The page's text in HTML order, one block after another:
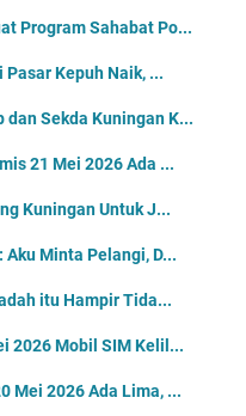
Program Sahabat Po...
Kepuh Naik, ...
dan Sekda Kuningan K...
21 Mei 2026 Ada ...
Kuningan Untuk J...
Minta Pelangi, D...
itu Hampir Tida...
2026 Mobil SIM Kelil...
Mei 2026 Ada Lima, ...